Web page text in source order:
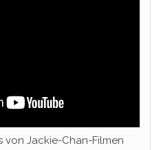
von Jackie-Chan-Filmen